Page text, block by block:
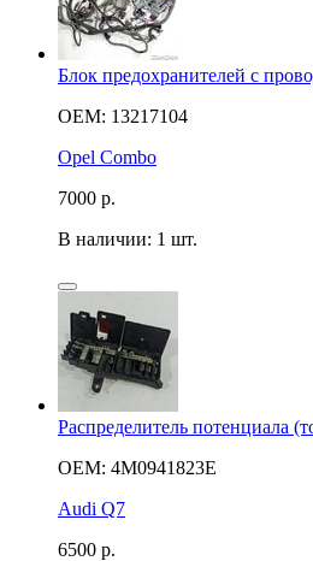
Блок предохранителей с
OEM: 13217104
Opel Combo
7000 р.
В наличии: 1 шт.
Pаспределитель потенциала
OEM: 4M0941823E
Audi Q7
6500 р.